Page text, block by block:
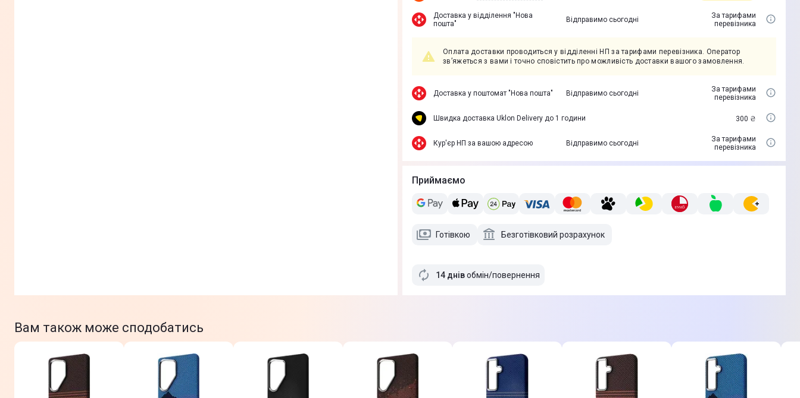
Доставка у вiддiлення "Нова
пошта"
Відправимо сьогодні
За тарифами
перевізника
Оплата доставки проводиться у відділенні НП за тарифами перевізника. Оператор
зв’яжеться з вами і точно сповістить про можливість доставки вашого замовлення.
Доставка у поштомат "Нова пошта" Відправимо сьогодні
За тарифами
перевізника
Швидка доставка Uklon Delivery до 1 години 300 ₴
Кур'єр НП за вашою адресою Відправимо сьогодні
За тарифами
перевізника
Приймаємо
Готівкою Безготівковий розрахунок
14 днівобмін/повернення
Вам також може сподобатись